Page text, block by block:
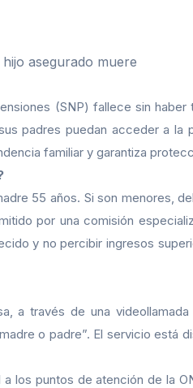
(SNP) fallece sin
padres puedan acceder a la
familiar y garantiza
55 años. Si son menores,
por una comisión
y no percibir ingresos
a través de una videollamada
o padre”. El servicio está
los puntos de atención de la